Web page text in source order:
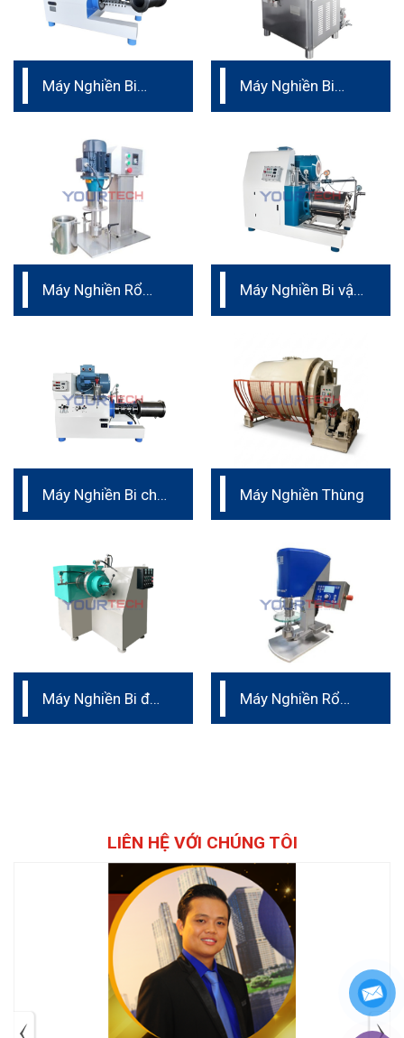
Máy Nghiền Bi
Máy Nghiền Bi
Máy Nghiền Rổ
Máy Nghiền Bi vật
Máy Nghiền Bi cho
Máy Nghiền Thùng
Máy Nghiền Bi độ
Máy Nghiền Rổ
LIÊN HỆ VỚI CHÚNG TÔI